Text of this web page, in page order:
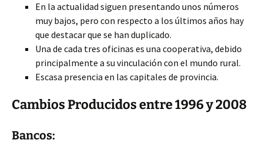
En la actualidad siguen presentando unos números
muy bajos, pero con respecto a los últimos años hay
que destacar que se han duplicado.
Una de cada tres oficinas es una cooperativa, debido
principalmente a su vinculación con el mundo rural.
Escasa presencia en las capitales de provincia.
Cambios Producidos entre 1996 y 2008
Bancos: